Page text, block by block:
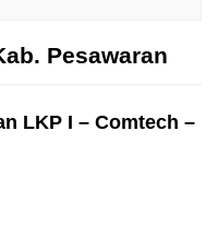
Pesawaran
LKP I – Comtech –